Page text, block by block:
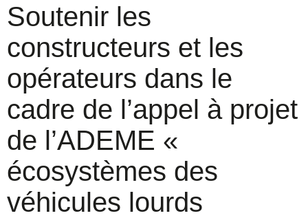
Soutenir les
constructeurs et les
opérateurs dans le
cadre de l’appel à projet
de l’ADEME «
écosystèmes des
véhicules lourds